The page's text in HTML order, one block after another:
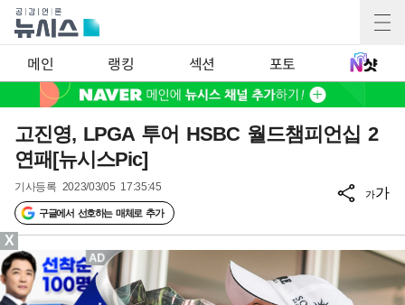
메인 랭킹 섹션 포토
고진영, LPGA 투어 HSBC 월드챔피언십 2
연패[뉴시스Pic]
기사등록 2023/03/05 17:35:45
구글에서 선호하는 매체로 추가
가가
X